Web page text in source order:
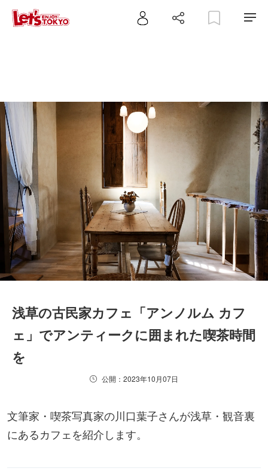
浅草の古民家カフェ「アンノルム カフ
ェ」でアンティークに囲まれた喫茶時間
を
公開：2023年10月07日
文筆家・喫茶写真家の川口葉子さんが浅草・観音裏
にあるカフェを紹介します。